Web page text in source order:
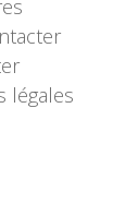
légales